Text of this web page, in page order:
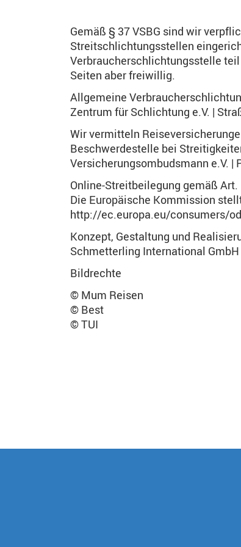
Gemäß § 37 VSBG sind wir
Streitschlichtungsstellen
Verbraucherschlichtungsstelle
Seiten aber freiwillig.
Allgemeine
Zentrum für Schlichtung e.V. |
Wir vermitteln
Beschwerdestelle bei
Versicherungsombudsmann e.V.
Online-Streitbeilegung gemäß Art.
Die Europäische Kommission
http://ec.europa.eu/consumers/
Konzept, Gestaltung und
Schmetterling International GmbH
Bildrechte
© Mum Reisen
© Best
© TUI